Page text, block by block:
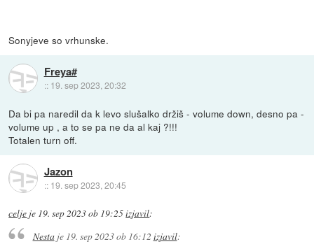
Sonyjeve so vrhunske.
Freya#
:: 19. sep 2023, 20:32
Da bi pa naredil da k levo slušalko držiš - volume down, desno pa -
volume up , a to se pa ne da al kaj ?!!!
Totalen turn off.
Jazon
:: 19. sep 2023, 20:45
celje je 19. sep 2023 ob 19:25izjavil:
Nestaje 19. sep 2023 ob 16:12 izjavil: